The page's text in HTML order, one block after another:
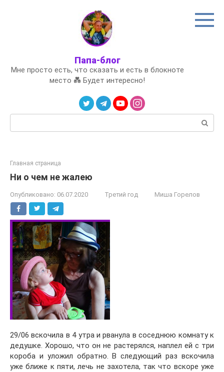
Папа-блог
Мне просто есть, что сказать и есть в блокноте
место 💑 Будет интересно!
Главная страница
Ни о чем не жалею
Опубликовано: 06.07.2020 Третий год Миша Горелов
29/06 вскочила в 4 утра и рванула в соседнюю комнату к
дедушке. Хорошо, что он не растерялся, наплел ей с три
короба и уложил обратно. В следующий раз вскочила
уже ближе к пяти, лечь не захотела, так что вскоре уже